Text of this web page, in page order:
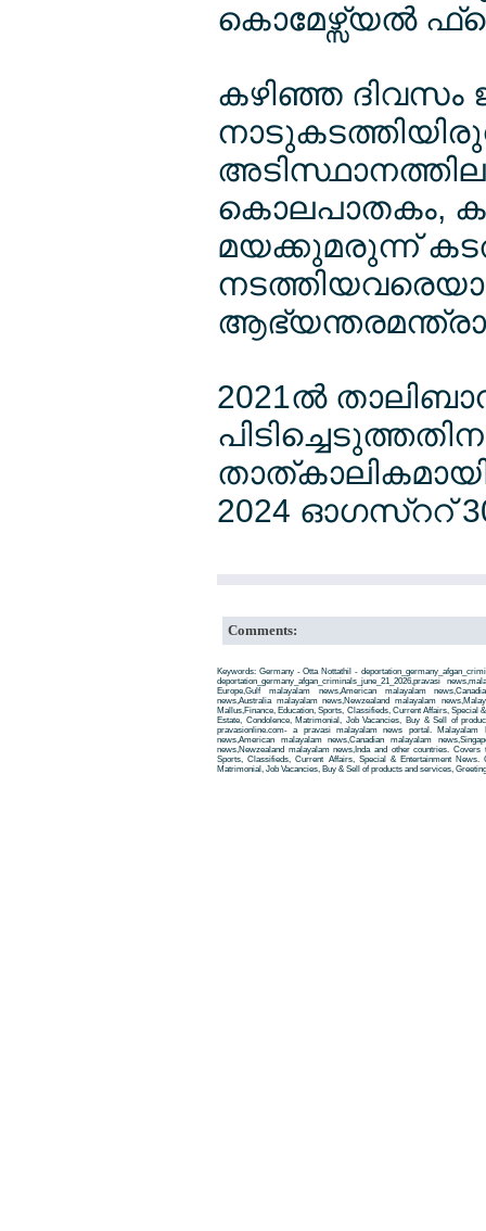
കൊമേഴ്സ്യല്‍
കഴിഞ്ഞ ദിവസം
കൊലപാതകം,
മയക്കുമരുന്ന്
2021ല്‍
2024 ഓഗസ്ററ്
Comments:
Keywords: Germany - Otta Nottathil -
deportation_germany_afgan_criminals_june_21_2026,pravasi
Europe,Gulf malayalam news,American malayalam
news,Australia malayalam news,Newzealand malayalam
Mallus,Finance, Education, Sports, Classifieds, Current Affairs, Special
Estate, Condolence, Matrimonial, Job Vacancies, Buy & Sell of
pravasionline.com- a pravasi malayalam news portal. Malayalam
news,American malayalam news,Canadian malayalam
news,Newzealand malayalam news,Inda and other countries.
Sports, Classifieds, Current Affairs, Special & Entertainment News.
Matrimonial, Job Vacancies, Buy & Sell of products and services,